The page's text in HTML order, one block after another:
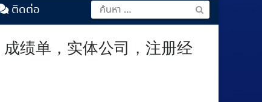
ติดต่อ
绩单，实体公司，注册经